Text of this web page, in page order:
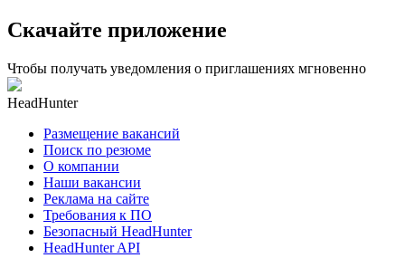
Скачайте приложение
Чтобы получать уведомления о приглашениях мгновенно
HeadHunter
Размещение вакансий
Поиск по резюме
О компании
Наши вакансии
Реклама на сайте
Требования к ПО
Безопасный HeadHunter
HeadHunter API